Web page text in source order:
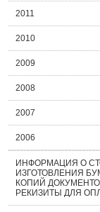
2011
2010
2009
2008
2007
2006
ИНФОРМАЦИЯ О
ИЗГОТОВЛЕНИЯ
КОПИЙ
РЕКИЗИТЫ ДЛЯ